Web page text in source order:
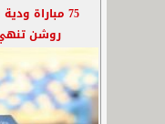
75 مباراة
روشن تنهي